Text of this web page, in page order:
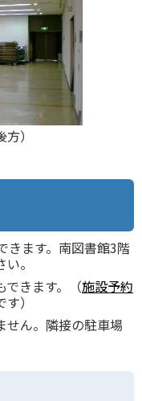
）
きます。南図書館3階
。
できます。（施設予約
）
せん。隣接の駐車場